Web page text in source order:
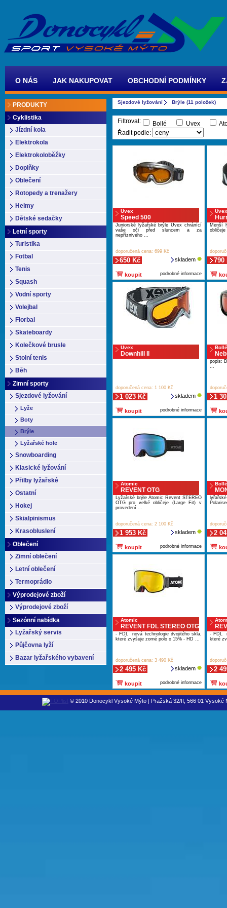
O NÁS JAK NAKUPOVAT OBCHODNÍ PODMÍNKY
PRODUKTY
Cyklistika
Jízdní kola
Elektrokola
Elektrokoloběžky
Doplňky
Oblečení
Rotopedy a trenažery
Helmy
Dětské sedačky
Letní sporty
Turistika
Fotbal
Tenis
Squash
Vodní sporty
Volejbal
Florbal
Skateboardy
Kolečkové brusle
Stolní tenis
Běh
Zimní sporty
Sjezdové lyžování
Lyže
Boty
Brýle
Lyžařské hole
Snowboarding
Klasické lyžování
Přilby lyžařské
Ostatní
Hokej
Skialpinismus
Krasobluslení
Oblečení
Zimní oblečení
Letní oblečení
Termoprádlo
Výprodejové zboží
Výprodejové zboží
Sezónní nabídka
Lyžařský servis
Půjčovna lyží
Bazar lyžařského vybavení
Sjezdové lyžování Brýle (11 položek)
Filtrovat: Bollé Uvex
Řadit podle:
Uvex
Speed 500
Juniorské lyžařské brýle Uvex chránící
vaše oči před sluncem a za
nepříznivého ...
doporučená cena: 699 Kč
650 Kč skladem
koupit podrobné informace
Uvex
Menší
790
Uvex
Downhill II
doporučená cena: 1 100 Kč
1 023 Kč skladem
koupit podrobné informace
Bollé
popis:
...
1
Atomic
REVENT OTG
Lyžařské brýle Atomic Revent STEREO
OTG pro velké obličeje (Large Fit) v
provedení ...
doporučená cena: 2 100 Kč
1 953 Kč skladem
koupit podrobné informace
Bollé
2
Atomic
REVENT FDL STEREO OTG
- FDL nová technologie dvojitého skla,
které zvyšuje zorné polo o 15% - HD ...
doporučená cena: 3 490 Kč
2 495 Kč skladem
koupit podrobné informace
- FDL
které
2
© 2010 Donocykl Vysoké Mýto | Pražská 32/II, 566 01 Vysoké